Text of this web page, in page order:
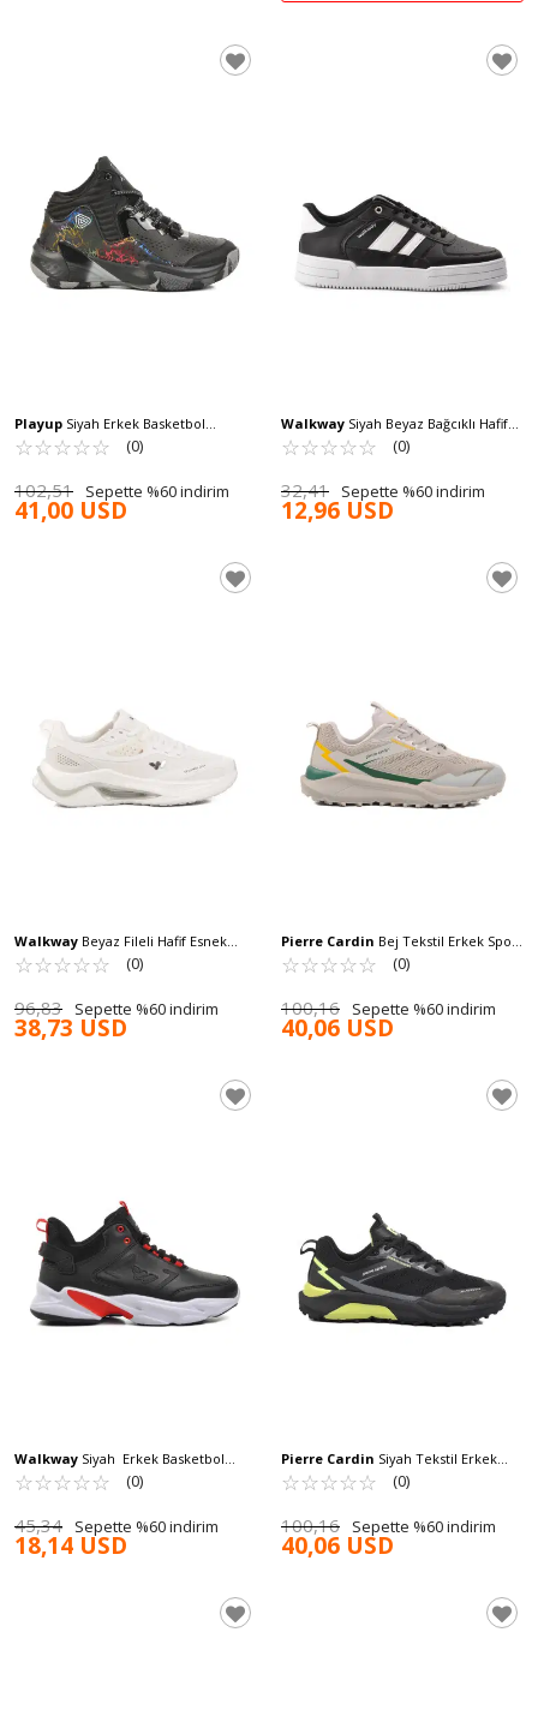
Playup Siyah Erkek Basketbol
Ayakkabısı MS-251-522 M
☆☆☆☆☆
★★★★★ (0)
102,51 Sepette %60 indirim
41,00 USD
Walkway Siyah Beyaz Bağcıklı Hafif
Erkek Spor Ayakkabı Sandy M
☆☆☆☆☆
★★★★★ (0)
32,41 Sepette %60 indirim
12,96 USD
Walkway Beyaz Fileli Hafif Esnek
Memory Foam Erkek Spor Ayakkabı
Tirispol M
☆☆☆☆☆
★★★★★ (0)
96,83 Sepette %60 indirim
38,73 USD
Pierre Cardin Bej Tekstil Erkek Spor
Ayakkabı PCI-11053 M
☆☆☆☆☆
★★★★★ (0)
100,16 Sepette %60 indirim
40,06 USD
Walkway Siyah Erkek Basketbol
Ayakkabısı Slam Dunk M
☆☆☆☆☆
★★★★★ (0)
45,34 Sepette %60 indirim
18,14 USD
Pierre Cardin Siyah Tekstil Erkek
Spor Ayakkabı PCI-11053 M
☆☆☆☆☆
★★★★★ (0)
100,16 Sepette %60 indirim
40,06 USD